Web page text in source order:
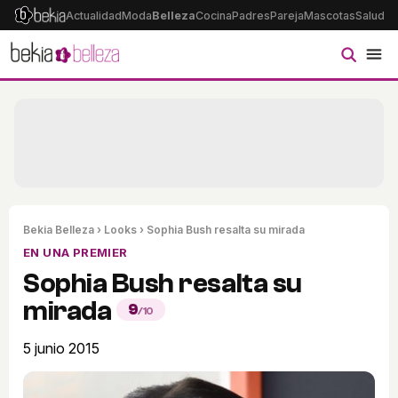
ActualidadModaBellezaCocinaPadresParejaMascotasSalud
Bekia Belleza › Looks › Sophia Bush resalta su mirada
EN UNA PREMIER
Sophia Bush resalta su
mirada
9/10
5 junio 2015